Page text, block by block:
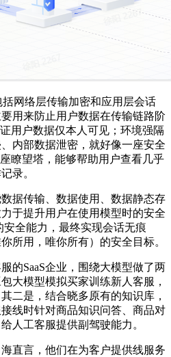
网络层传输加密和应用层会话
用来防止用户数据在传输链路阶
用户数据仅本人可见；环境强隔
内部数据泄密，就好像一座安全
瞭望塔，能够帮助用户查看几乎
录。
传输、数据使用、数据静态存
于提升用户在使用模型时的安全
全能力，最终实现会话无痕
所用，唯你所有）的安全目标。
SaaS企业，围绕大模型做了两
大模型模拟买家训练新人客服，
二是，结合晓多原有的知识库，
线时针对商品知识问答、商品对
人工客服提供副驾驶能力。
言，他们在为客户提供线服务